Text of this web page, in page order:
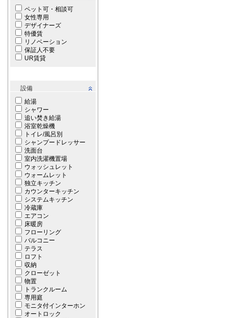
ペット可・相談可
女性専用
デザイナーズ
特優賃
リノベーション
保証人不要
UR賃貸
設備
給湯
シャワー
追い焚き給湯
浴室乾燥機
トイレ/風呂別
シャンプードレッサー
洗面台
室内洗濯機置場
ウォッシュレット
ウォームレット
独立キッチン
カウンターキッチン
システムキッチン
冷蔵庫
エアコン
床暖房
フローリング
バルコニー
テラス
ロフト
収納
クローゼット
物置
トランクルーム
専用庭
モニタ付インターホン
オートロック